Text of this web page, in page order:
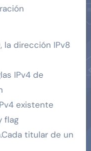
, la dirección IPv8
IPv4 de
existente
flag
titular de un